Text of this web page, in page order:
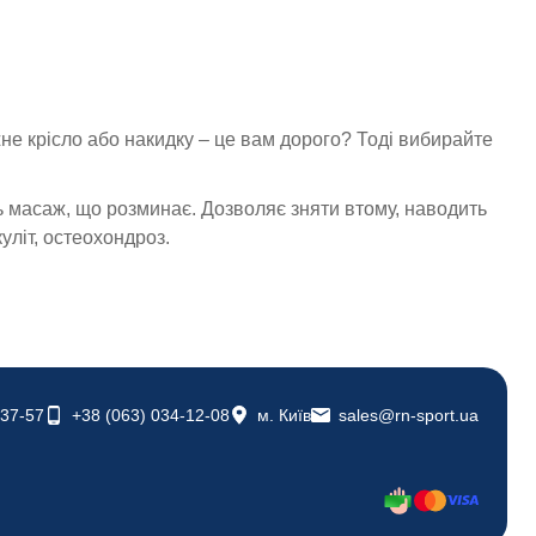
крісло або накидку – це вам дорого? Тоді вибирайте
масаж, що розминає. Дозволяє зняти втому, наводить
остеохондроз.
57 +38 (063) 034-12-08 м. Київ sales@rn-sport.ua